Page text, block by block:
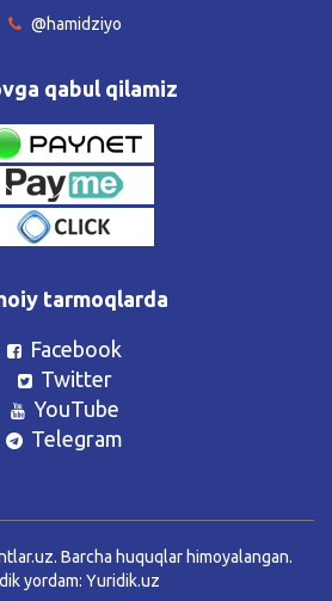
@hamidziyo
qabul qilamiz
tarmoqlarda
Facebook
Twitter
YouTube
Telegram
Barcha huquqlar himoyalangan.
yordam: Yuridik.uz